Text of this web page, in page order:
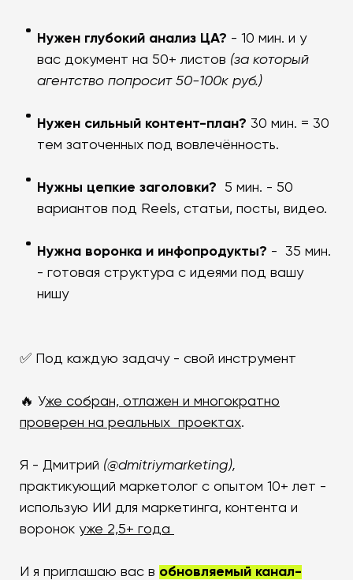
Нужен глубокий анализ ЦА? - 10 мин. и у
вас документ на 50+ листов (за который
агентство попросит 50-100к руб.)
Нужен сильный контент-план? 30 мин. = 30
тем заточенных под вовлечённость.
Нужны цепкие заголовки? 5 мин. - 50
вариантов под Reels, статьи, посты, видео.
Нужна воронка и инфопродукты? - 35 мин.
- готовая структура с идеями под вашу
нишу
✅ Под каждую задачу - свой инструмент
🔥 Уже собран, отлажен и многократно
проверен на реальных проектах.
Я - Дмитрий (@dmitriymarketing),
практикующий маркетолог с опытом 10+ лет -
использую ИИ для маркетинга, контента и
воронок уже 2,5+ года
И я приглашаю вас в обновляемый канал-